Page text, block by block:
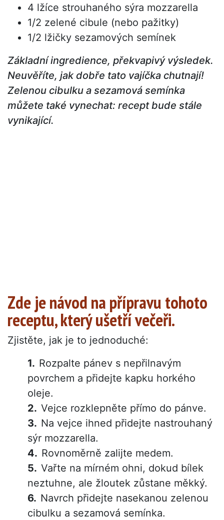
4 lžíce strouhaného sýra mozzarella
1/2 zelené cibule (nebo pažitky)
1/2 lžičky sezamových semínek
Základní ingredience, překvapivý výsledek.
Neuvěříte, jak dobře tato vajíčka chutnají!
Zelenou cibulku a sezamová semínka
můžete také vynechat: recept bude stále
vynikající.
Zde je návod na přípravu tohoto
receptu, který ušetří večeři.
Zjistěte, jak je to jednoduché:
Rozpalte pánev s nepřilnavým
povrchem a přidejte kapku horkého
oleje.
Vejce rozklepněte přímo do pánve.
Na vejce ihned přidejte nastrouhaný
sýr mozzarella.
Rovnoměrně zalijte medem.
Vařte na mírném ohni, dokud bílek
neztuhne, ale žloutek zůstane měkký.
Navrch přidejte nasekanou zelenou
cibulku a sezamová semínka.